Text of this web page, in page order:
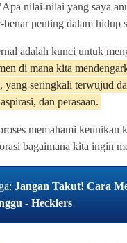
nilai-nilai yang saya
benar penting dalam hidup
adalah kunci untuk
di mana kita
yang seringkali terwujud
dan perasaan.
memahami keunikan
bagaimana kita ingin
Jangan Takut! Cara
- Hecklers